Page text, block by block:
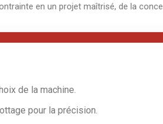
en un projet maîtrisé, de la
de la machine.
pour la précision.